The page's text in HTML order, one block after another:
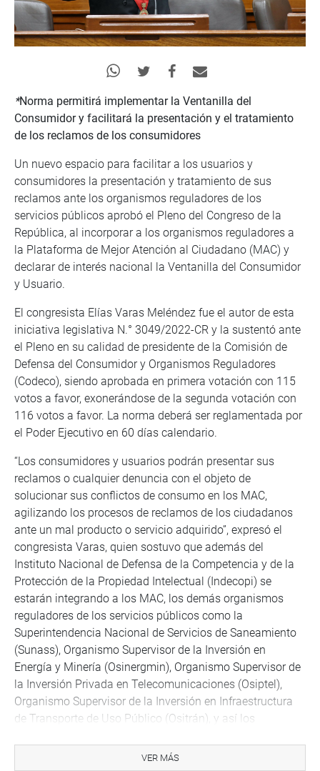
*Norma permitirá implementar la Ventanilla del
Consumidor y facilitará la presentación y el tratamiento
de los reclamos de los consumidores
Un nuevo espacio para facilitar a los usuarios y
consumidores la presentación y tratamiento de sus
reclamos ante los organismos reguladores de los
servicios públicos aprobó el Pleno del Congreso de la
República, al incorporar a los organismos reguladores a
la Plataforma de Mejor Atención al Ciudadano (MAC) y
declarar de interés nacional la Ventanilla del Consumidor
y Usuario.
El congresista Elías Varas Meléndez fue el autor de esta
iniciativa legislativa N.° 3049/2022-CR y la sustentó ante
el Pleno en su calidad de presidente de la Comisión de
Defensa del Consumidor y Organismos Reguladores
(Codeco), siendo aprobada en primera votación con 115
votos a favor, exonerándose de la segunda votación con
116 votos a favor. La norma deberá ser reglamentada por
el Poder Ejecutivo en 60 días calendario.
“Los consumidores y usuarios podrán presentar sus
reclamos o cualquier denuncia con el objeto de
solucionar sus conflictos de consumo en los MAC,
agilizando los procesos de reclamos de los ciudadanos
ante un mal producto o servicio adquirido”, expresó el
congresista Varas, quien sostuvo que además del
Instituto Nacional de Defensa de la Competencia y de la
Protección de la Propiedad Intelectual (Indecopi) se
estarán integrando a los MAC, los demás organismos
reguladores de los servicios públicos como la
Superintendencia Nacional de Servicios de Saneamiento
(Sunass), Organismo Supervisor de la Inversión en
Energía y Minería (Osinergmin), Organismo Supervisor de
la Inversión Privada en Telecomunicaciones (Osiptel),
Organismo Supervisor de la Inversión en Infraestructura
de Transporte de Uso Público (Ositrán), y así los
VER MÁS